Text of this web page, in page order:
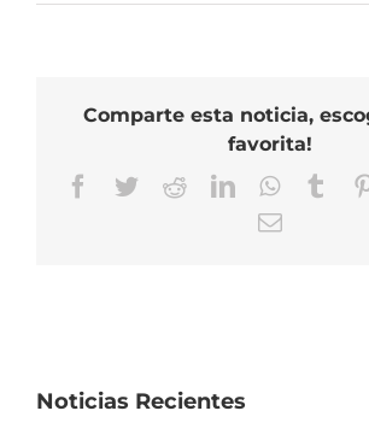
Comparte esta noticia,
favorita!
Facebook
TwitterRedditLinkedIn
Correo
Noticias Recientes